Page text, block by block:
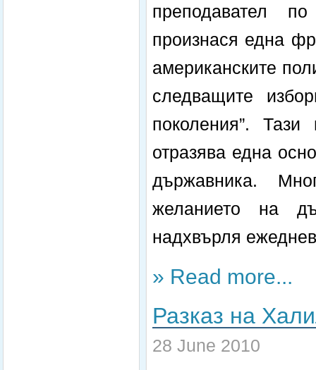
преподавател
произнася една
американските
следващите
поколения”.
отразява една
държавника.
желанието на
надхвърля
» Read more...
Разказ на
28 June 2010